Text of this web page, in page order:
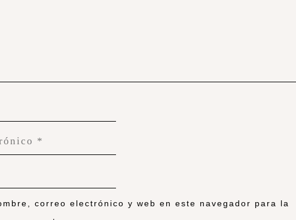
correo electrónico y web en este navegador para la